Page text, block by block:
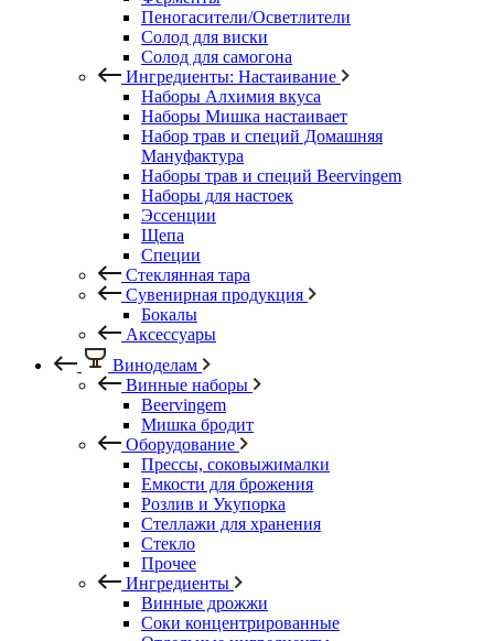
Пеногасители/Осветлители
Солод для виски
Солод для самогона
Ингредиенты: Настаивание
Наборы Алхимия вкуса
Наборы Мишка настаивает
Набор трав и специй Домашняя
Мануфактура
Наборы трав и специй Beervingem
Наборы для настоек
Эссенции
Щепа
Специи
Стеклянная тара
Сувенирная продукция
Бокалы
Аксессуары
Виноделам
Винные наборы
Beervingem
Мишка бродит
Оборудование
Прессы, соковыжималки
Емкости для брожения
Розлив и Укупорка
Стеллажи для хранения
Стекло
Прочее
Ингредиенты
Винные дрожжи
Соки концентрированные